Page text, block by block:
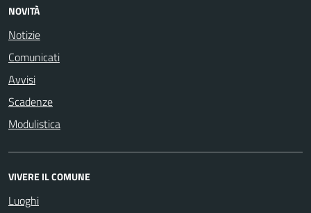
NOVITÀ
Notizie
Comunicati
Avvisi
Scadenze
Modulistica
VIVERE IL COMUNE
Luoghi